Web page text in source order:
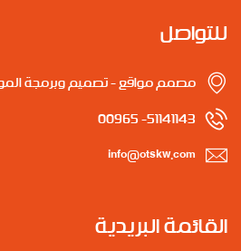
للتواصل
مصمم مواقع - تصميم وبرمجة
51141143- 00965
info@otskw.com
القائمة البريدية